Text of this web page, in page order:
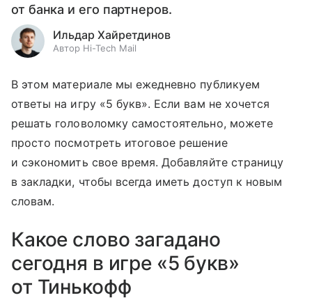
от банка и его партнеров.
Ильдар Хайретдинов
Автор Hi-Tech Mail
В этом материале мы ежедневно публикуем
ответы на игру «5 букв». Если вам не хочется
решать головоломку самостоятельно, можете
просто посмотреть итоговое решение
и сэкономить свое время. Добавляйте страницу
в закладки, чтобы всегда иметь доступ к новым
словам.
Какое слово загадано
сегодня в игре «5 букв»
от Тинькофф